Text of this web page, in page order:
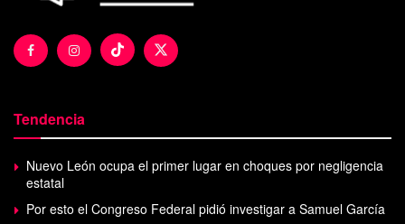
Tendencia
Nuevo León ocupa el primer lugar en choques por negligencia
estatal
Por esto el Congreso Federal pidió investigar a Samuel García